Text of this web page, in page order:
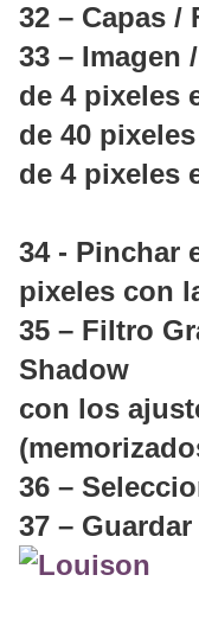
32 – Capas /
33 – Imagen
de 4 pixeles
de 40
de 4 pixeles
34 - Pinchar
pixeles con
35 – Filtro
Shadow
con los
36 –
37 –